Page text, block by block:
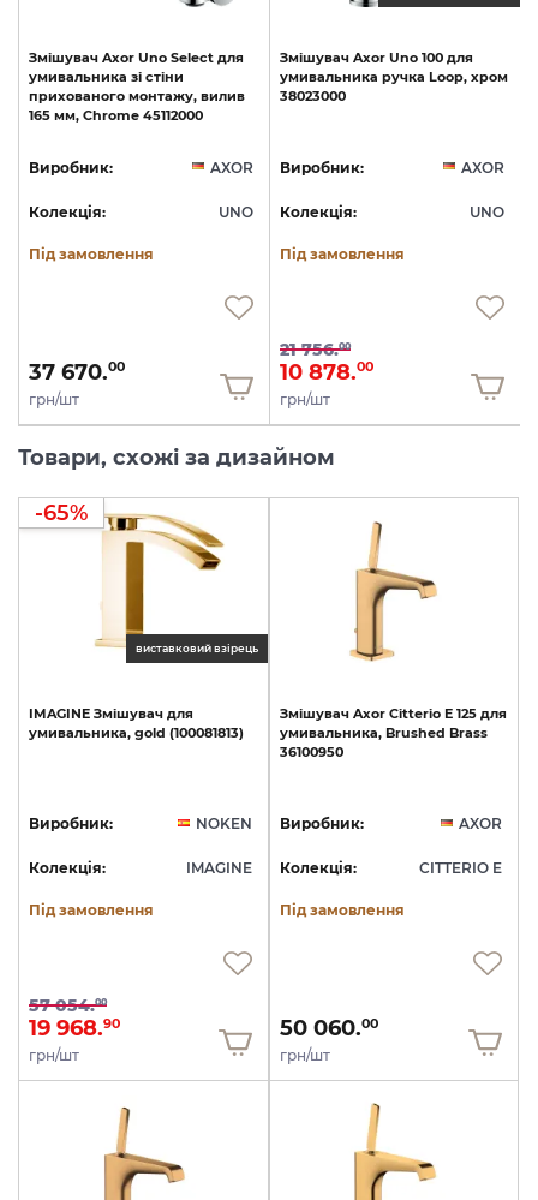
Змішувач Axor Uno Select для
умивальника зі стіни
прихованого монтажу, вилив
165 мм, Chrome 45112000
Виробник: AXOR
Колекція: UNO
Під замовлення
37 670.00
грн/шт
Змішувач Axor Uno 100 для
умивальника ручка Loop, хром
38023000
Виробник: AXOR
Колекція: UNO
Під замовлення
21 756.00
10 878.00
грн/шт
Товари, схожі за дизайном
виставковий взірець
-65%
IMAGINE Змішувач для
умивальника, gold (100081813)
Виробник: NOKEN
Колекція: IMAGINE
Під замовлення
57 054.00
19 968.90
грн/шт
Змішувач Axor Citterio E 125 для
умивальника, Brushed Brass
36100950
Виробник: AXOR
Колекція: CITTERIO E
Під замовлення
50 060.00
грн/шт